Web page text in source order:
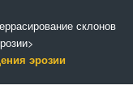
склонов
>
эрозии